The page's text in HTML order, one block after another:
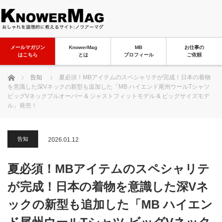
メールマガジン
はこちら
KnowerMag
とは
MB
プロフィール
お仕事の
ご依頼
ホーム 告知
夏必須！MBアイテムのスペシャリテが完成！日本の着物
を意識した深Vネックの新型も追加した「MB ハイエンド尾州ウールTシャツ
ビッグVネックプルオーバー & ジャストフィットモデル & ビッグサイズモデ
ル」発売！
告知 2026.01.12
夏必須！MBアイテムのスペシャリテ
が完成！日本の着物を意識した深Vネ
ックの新型も追加した「MB ハイエン